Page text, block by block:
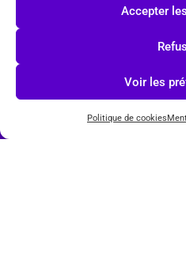
Accepter
Voir les
Politique de cookies
marque déposée par The LEGO Group. Les
en restent les propriétaires. Tous droits réservés.